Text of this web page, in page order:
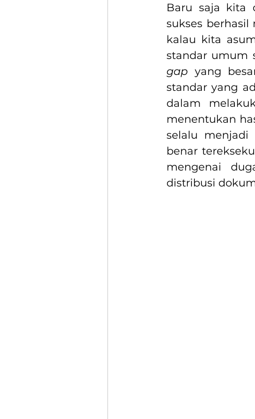
Baru saja kita
sukses berhasil
kalau kita
gap yang
standar yang
dalam
menentukan
selalu
benar
mengenai
distribusi